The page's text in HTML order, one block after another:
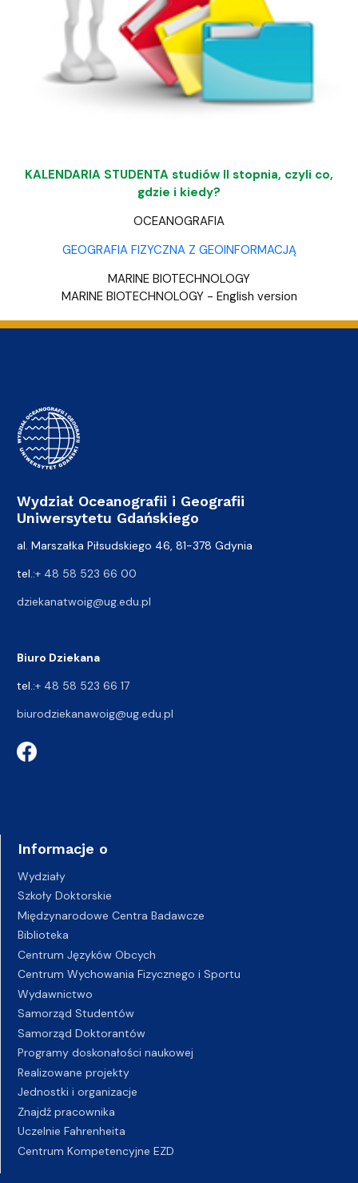
KALENDARIA STUDENTA studiów II stopnia, czyli co,
gdzie i kiedy?
OCEANOGRAFIA
GEOGRAFIA FIZYCZNA Z GEOINFORMACJĄ
MARINE BIOTECHNOLOGY
MARINE BIOTECHNOLOGY - English version
Wydział Oceanografii i Geografii
Uniwersytetu Gdańskiego
al. Marszałka Piłsudskiego 46, 81-378 Gdynia
tel.:+ 48 58 523 66 00
dziekanatwoig@ug.edu.pl
Biuro Dziekana
tel.:+ 48 58 523 66 17
biurodziekanawoig@ug.edu.pl
Informacje o
Wydziały
Szkoły Doktorskie
Międzynarodowe Centra Badawcze
Biblioteka
Centrum Języków Obcych
Centrum Wychowania Fizycznego i Sportu
Wydawnictwo
Samorząd Studentów
Samorząd Doktorantów
Programy doskonałości naukowej
Realizowane projekty
Jednostki i organizacje
Znajdź pracownika
Uczelnie Fahrenheita
Centrum Kompetencyjne EZD